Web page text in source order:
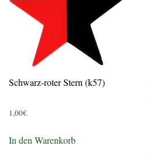
Schwarz-roter Stern (k57)
1,00€
In den Warenkorb